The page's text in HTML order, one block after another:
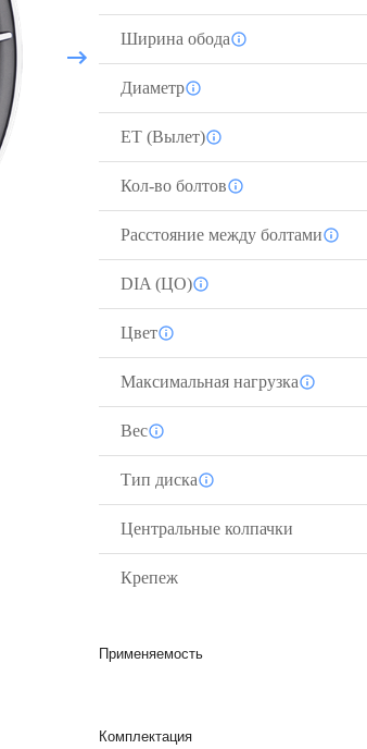
Ширина обода
Диаметр
ЕТ (Вылет)
Кол-во болтов
Расстояние между болтами
DIA (ЦО)
Цвет
Максимальная нагрузка
Вес
Тип диска
Центральные колпачки
Крепеж
Применяемость
Комплектация